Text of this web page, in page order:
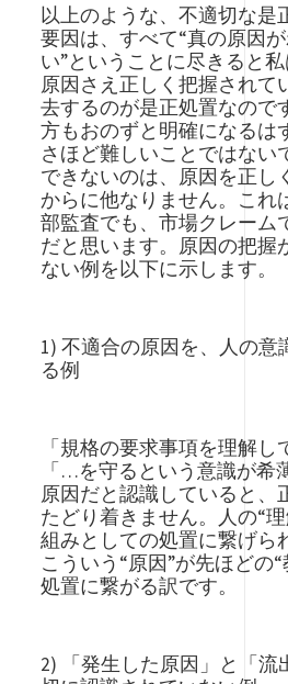
以上のような、不適切な是
要因は、すべて“真の原因
い”ということに尽きると私
原因さえ正しく把握されて
去するのが是正処置なので
方もおのずと明確になるは
さほど難しいことではない
できないのは、原因を正し
からに他なりません。これ
部監査でも、市場クレーム
だと思います。原因の把握
ない例を以下に示します。
1) 不適合の原因を、人の意
る例
「規格の要求事項を理解
「…を守るという意識が希
原因だと認識していると、
たどり着きません。人の“
組みとしての処置に繋げら
こういう“原因”が先ほどの
処置に繋がる訳です。
2) 「発生した原因」と「流